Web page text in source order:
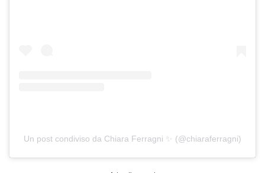
Un post condiviso da Chiara Ferragni ✨ (@chiaraferragni)